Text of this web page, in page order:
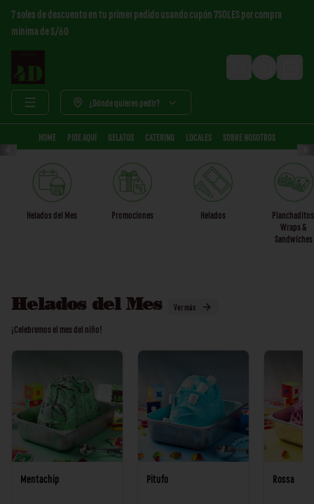
7 soles de descuento en tu primer pedido usando cupón 7SOLES por compra
mínima de S/60
Login
¿Dónde quieres pedir?
HOME PIDE AQUÍ GELATOS CATERING LOCALES SOBRE NOSOTROS
Helados del Mes Promociones Helados
Wraps &
Sandwiches
Helados del Mes Ver más
¡Celebremos el mes del niño!
Mentachip Pitufo Rossa